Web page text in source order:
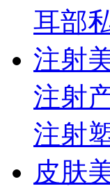
耳部
注射
注射
注射
皮肤